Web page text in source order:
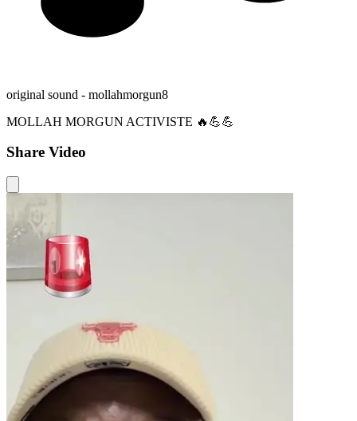
original sound - mollahmorgun8
MOLLAH MORGUN ACTIVISTE 🔥💪💪
Share Video